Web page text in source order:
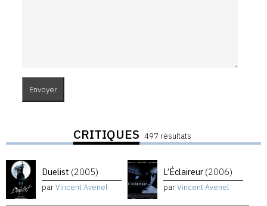
CRITIQUES 497 résultats
Duelist (2005)
parVincent Avenel
L’Éclaireur (2006)
parVincent Avenel